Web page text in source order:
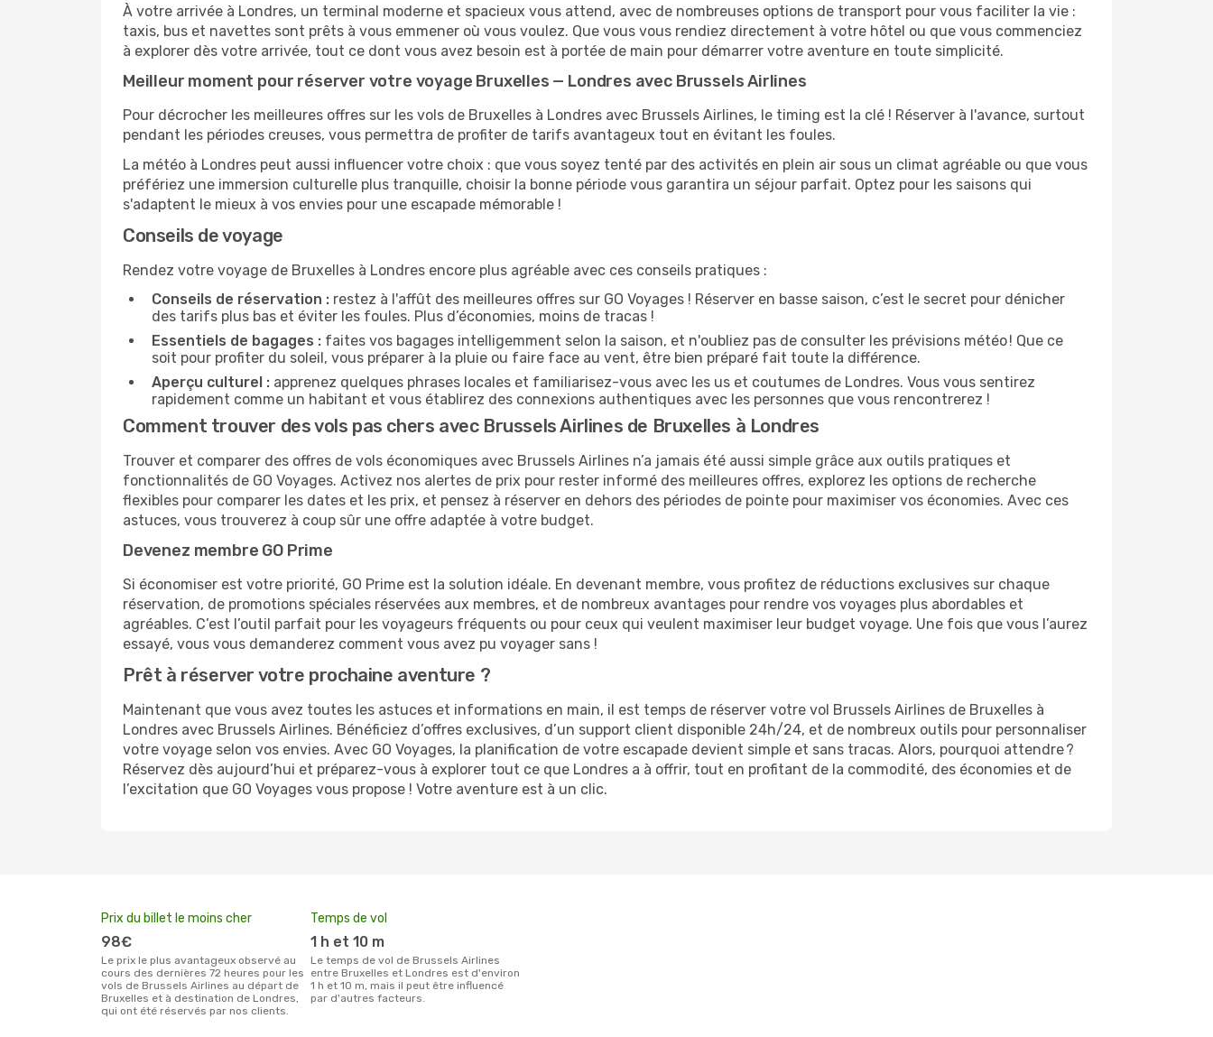
À votre arrivée à Londres, un terminal moderne et spacieux vous attend, avec de nombreuses options de transport pour vous faciliter la vie :
taxis, bus et navettes sont prêts à vous emmener où vous voulez. Que vous vous rendiez directement à votre hôtel ou que vous commenciez
à explorer dès votre arrivée, tout ce dont vous avez besoin est à portée de main pour démarrer votre aventure en toute simplicité.
Meilleur moment pour réserver votre voyage Bruxelles — Londres avec Brussels Airlines
Pour décrocher les meilleures offres sur les vols de Bruxelles à Londres avec Brussels Airlines, le timing est la clé ! Réserver à l'avance, surtout
pendant les périodes creuses, vous permettra de profiter de tarifs avantageux tout en évitant les foules.
La météo à Londres peut aussi influencer votre choix : que vous soyez tenté par des activités en plein air sous un climat agréable ou que vous
préfériez une immersion culturelle plus tranquille, choisir la bonne période vous garantira un séjour parfait. Optez pour les saisons qui
s'adaptent le mieux à vos envies pour une escapade mémorable !
Conseils de voyage
Rendez votre voyage de Bruxelles à Londres encore plus agréable avec ces conseils pratiques :
Conseils de réservation : restez à l'affût des meilleures offres sur GO Voyages ! Réserver en basse saison, c’est le secret pour dénicher
des tarifs plus bas et éviter les foules. Plus d’économies, moins de tracas !
Essentiels de bagages : faites vos bagages intelligemment selon la saison, et n'oubliez pas de consulter les prévisions météo ! Que ce
soit pour profiter du soleil, vous préparer à la pluie ou faire face au vent, être bien préparé fait toute la différence.
Aperçu culturel : apprenez quelques phrases locales et familiarisez-vous avec les us et coutumes de Londres. Vous vous sentirez
rapidement comme un habitant et vous établirez des connexions authentiques avec les personnes que vous rencontrerez !
Comment trouver des vols pas chers avec Brussels Airlines de Bruxelles à Londres
Trouver et comparer des offres de vols économiques avec Brussels Airlines n’a jamais été aussi simple grâce aux outils pratiques et
fonctionnalités de GO Voyages. Activez nos alertes de prix pour rester informé des meilleures offres, explorez les options de recherche
flexibles pour comparer les dates et les prix, et pensez à réserver en dehors des périodes de pointe pour maximiser vos économies. Avec ces
astuces, vous trouverez à coup sûr une offre adaptée à votre budget.
Devenez membre GO Prime
Si économiser est votre priorité, GO Prime est la solution idéale. En devenant membre, vous profitez de réductions exclusives sur chaque
réservation, de promotions spéciales réservées aux membres, et de nombreux avantages pour rendre vos voyages plus abordables et
agréables. C’est l’outil parfait pour les voyageurs fréquents ou pour ceux qui veulent maximiser leur budget voyage. Une fois que vous l’aurez
essayé, vous vous demanderez comment vous avez pu voyager sans !
Prêt à réserver votre prochaine aventure ?
Maintenant que vous avez toutes les astuces et informations en main, il est temps de réserver votre vol Brussels Airlines de Bruxelles à
Londres avec Brussels Airlines. Bénéficiez d’offres exclusives, d’un support client disponible 24h/24, et de nombreux outils pour personnaliser
votre voyage selon vos envies. Avec GO Voyages, la planification de votre escapade devient simple et sans tracas. Alors, pourquoi attendre ?
Réservez dès aujourd’hui et préparez-vous à explorer tout ce que Londres a à offrir, tout en profitant de la commodité, des économies et de
l’excitation que GO Voyages vous propose ! Votre aventure est à un clic.
Prix du billet le moins cher
98€
Le prix le plus avantageux observé au
cours des dernières 72 heures pour les
vols de Brussels Airlines au départ de
Bruxelles et à destination de Londres,
qui ont été réservés par nos clients.
Temps de vol
1 h et 10 m
Le temps de vol de Brussels Airlines
entre Bruxelles et Londres est d'environ
1 h et 10 m, mais il peut être influencé
par d'autres facteurs.